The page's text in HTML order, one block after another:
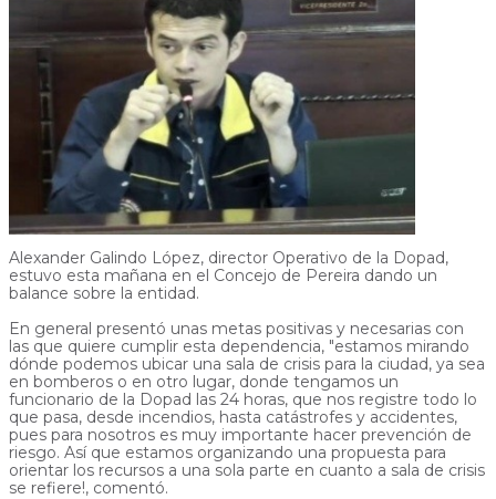
Alexander Galindo López, director Operativo de la Dopad,
estuvo esta mañana en el Concejo de Pereira dando un
balance sobre la entidad.
En general presentó unas metas positivas y necesarias con
las que quiere cumplir esta dependencia, "estamos mirando
dónde podemos ubicar una sala de crisis para la ciudad, ya sea
en bomberos o en otro lugar, donde tengamos un
funcionario de la Dopad las 24 horas, que nos registre todo lo
que pasa, desde incendios, hasta catástrofes y accidentes,
pues para nosotros es muy importante hacer prevención de
riesgo. Así que estamos organizando una propuesta para
orientar los recursos a una sola parte en cuanto a sala de crisis
se refiere!, comentó.